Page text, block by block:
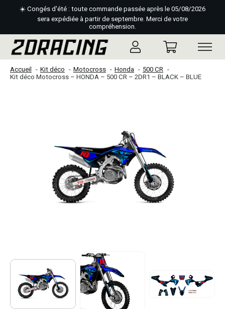
☀️ Congés d'été : toute commande passée après le 05/08/2026
sera expédiée à partir de septembre. Merci de votre
compréhension.
Accueil Kit déco Motocross Honda
500 CR
Kit déco Motocross – HONDA – 500 CR – 2DR1 – BLACK – BLUE